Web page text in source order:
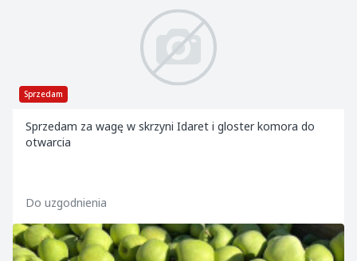
Sprzedam
Sprzedam za wagę w skrzyni Idaret i gloster komora do
otwarcia
Do uzgodnienia